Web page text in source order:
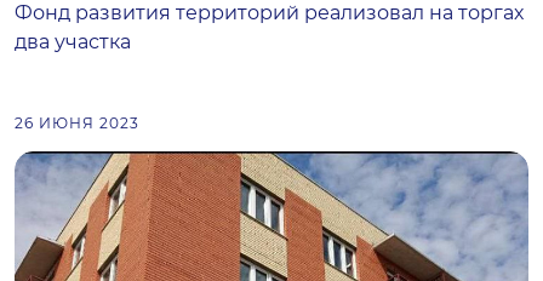
Фонд развития территорий реализовал на торгах
два участка
26 ИЮНЯ 2023